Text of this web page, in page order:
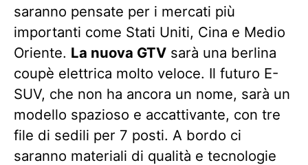
saranno pensate per i mercati più
importanti come Stati Uniti, Cina e Medio
Oriente. La nuova GTV sarà una berlina
coupè elettrica molto veloce. Il futuro E-
SUV, che non ha ancora un nome, sarà un
modello spazioso e accattivante, con tre
file di sedili per 7 posti. A bordo ci
saranno materiali di qualità e tecnologie